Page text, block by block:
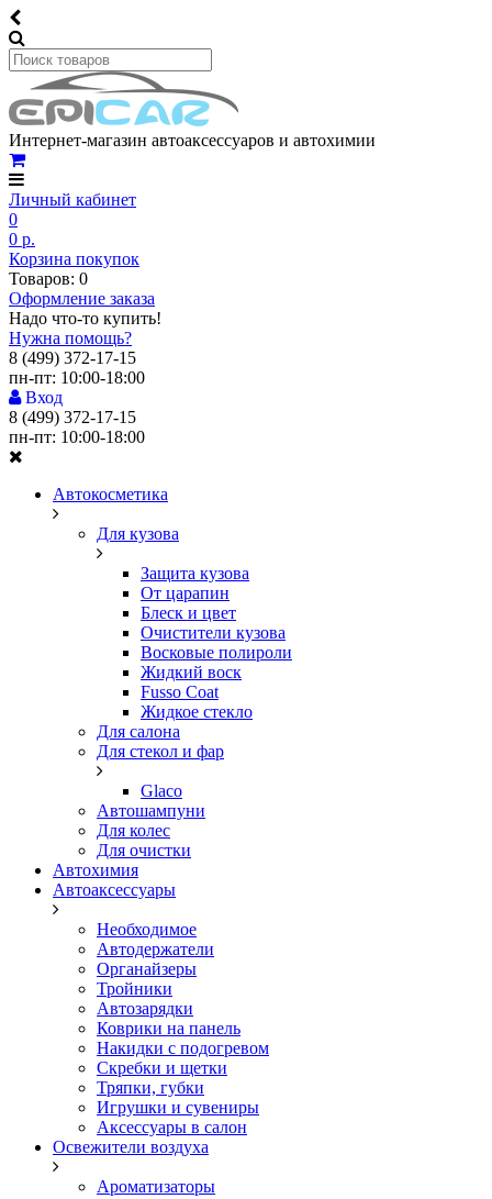
Интернет-магазин автоаксессуаров и автохимии
Личный кабинет
0
0 р.
Корзина покупок
Товаров: 0
Оформление заказа
Надо что-то купить!
Нужна помощь?
8 (499) 372-17-15
пн-пт: 10:00-18:00
Вход
8 (499) 372-17-15
пн-пт: 10:00-18:00
Автокосметика
Для кузова
Защита кузова
От царапин
Блеск и цвет
Очистители кузова
Восковые полироли
Жидкий воск
Fusso Coat
Жидкое стекло
Для салона
Для стекол и фар
Glaco
Автошампуни
Для колес
Для очистки
Автохимия
Автоаксессуары
Необходимое
Автодержатели
Органайзеры
Тройники
Автозарядки
Коврики на панель
Накидки с подогревом
Скребки и щетки
Тряпки, губки
Игрушки и сувениры
Аксессуары в салон
Освежители воздуха
Ароматизаторы